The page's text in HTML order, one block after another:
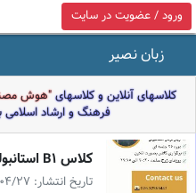
ورود / عضویت در سایت
زبان نصیر
کلاسهای آنلاین و کلاسهای"هوش
فرهنگ و ارشاد اسلامی
كلاس B1 استانبولى
تاریخ انتشار: 1400/04/27